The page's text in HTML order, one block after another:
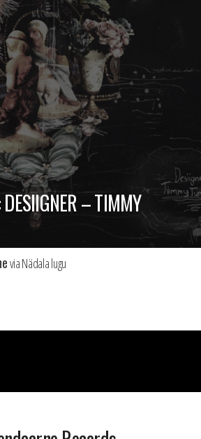
– TIMMY
via Nädala lugu